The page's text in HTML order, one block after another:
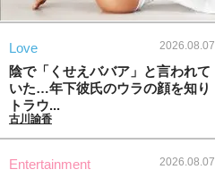
Love 2026.08.07
陰で「くせえババア」と言われて
いた…年下彼氏のウラの顔を知り
トラウ...
古川諭香
Entertainment 2026.08.07